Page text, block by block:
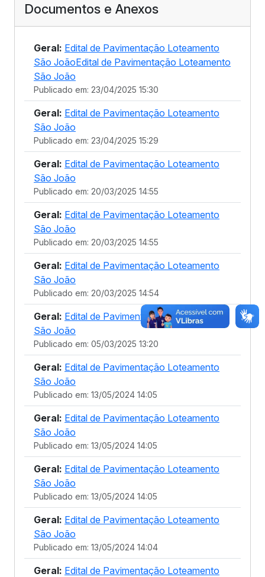
Documentos e Anexos
Geral: Edital de Pavimentação Loteamento
São JoãoEdital de Pavimentação Loteamento
São João
Publicado em: 23/04/2025 15:30
Geral: Edital de Pavimentação Loteamento
São João
Publicado em: 23/04/2025 15:29
Geral: Edital de Pavimentação Loteamento
São João
Publicado em: 20/03/2025 14:55
Geral: Edital de Pavimentação Loteamento
São João
Publicado em: 20/03/2025 14:55
Geral: Edital de Pavimentação Loteamento
São João
Publicado em: 20/03/2025 14:54
Geral: Edital de Pavimentação Loteamento
São João
Publicado em: 05/03/2025 13:20
Geral: Edital de Pavimentação Loteamento
São João
Publicado em: 13/05/2024 14:05
Geral: Edital de Pavimentação Loteamento
São João
Publicado em: 13/05/2024 14:05
Geral: Edital de Pavimentação Loteamento
São João
Publicado em: 13/05/2024 14:05
Geral: Edital de Pavimentação Loteamento
São João
Publicado em: 13/05/2024 14:04
Geral: Edital de Pavimentação Loteamento